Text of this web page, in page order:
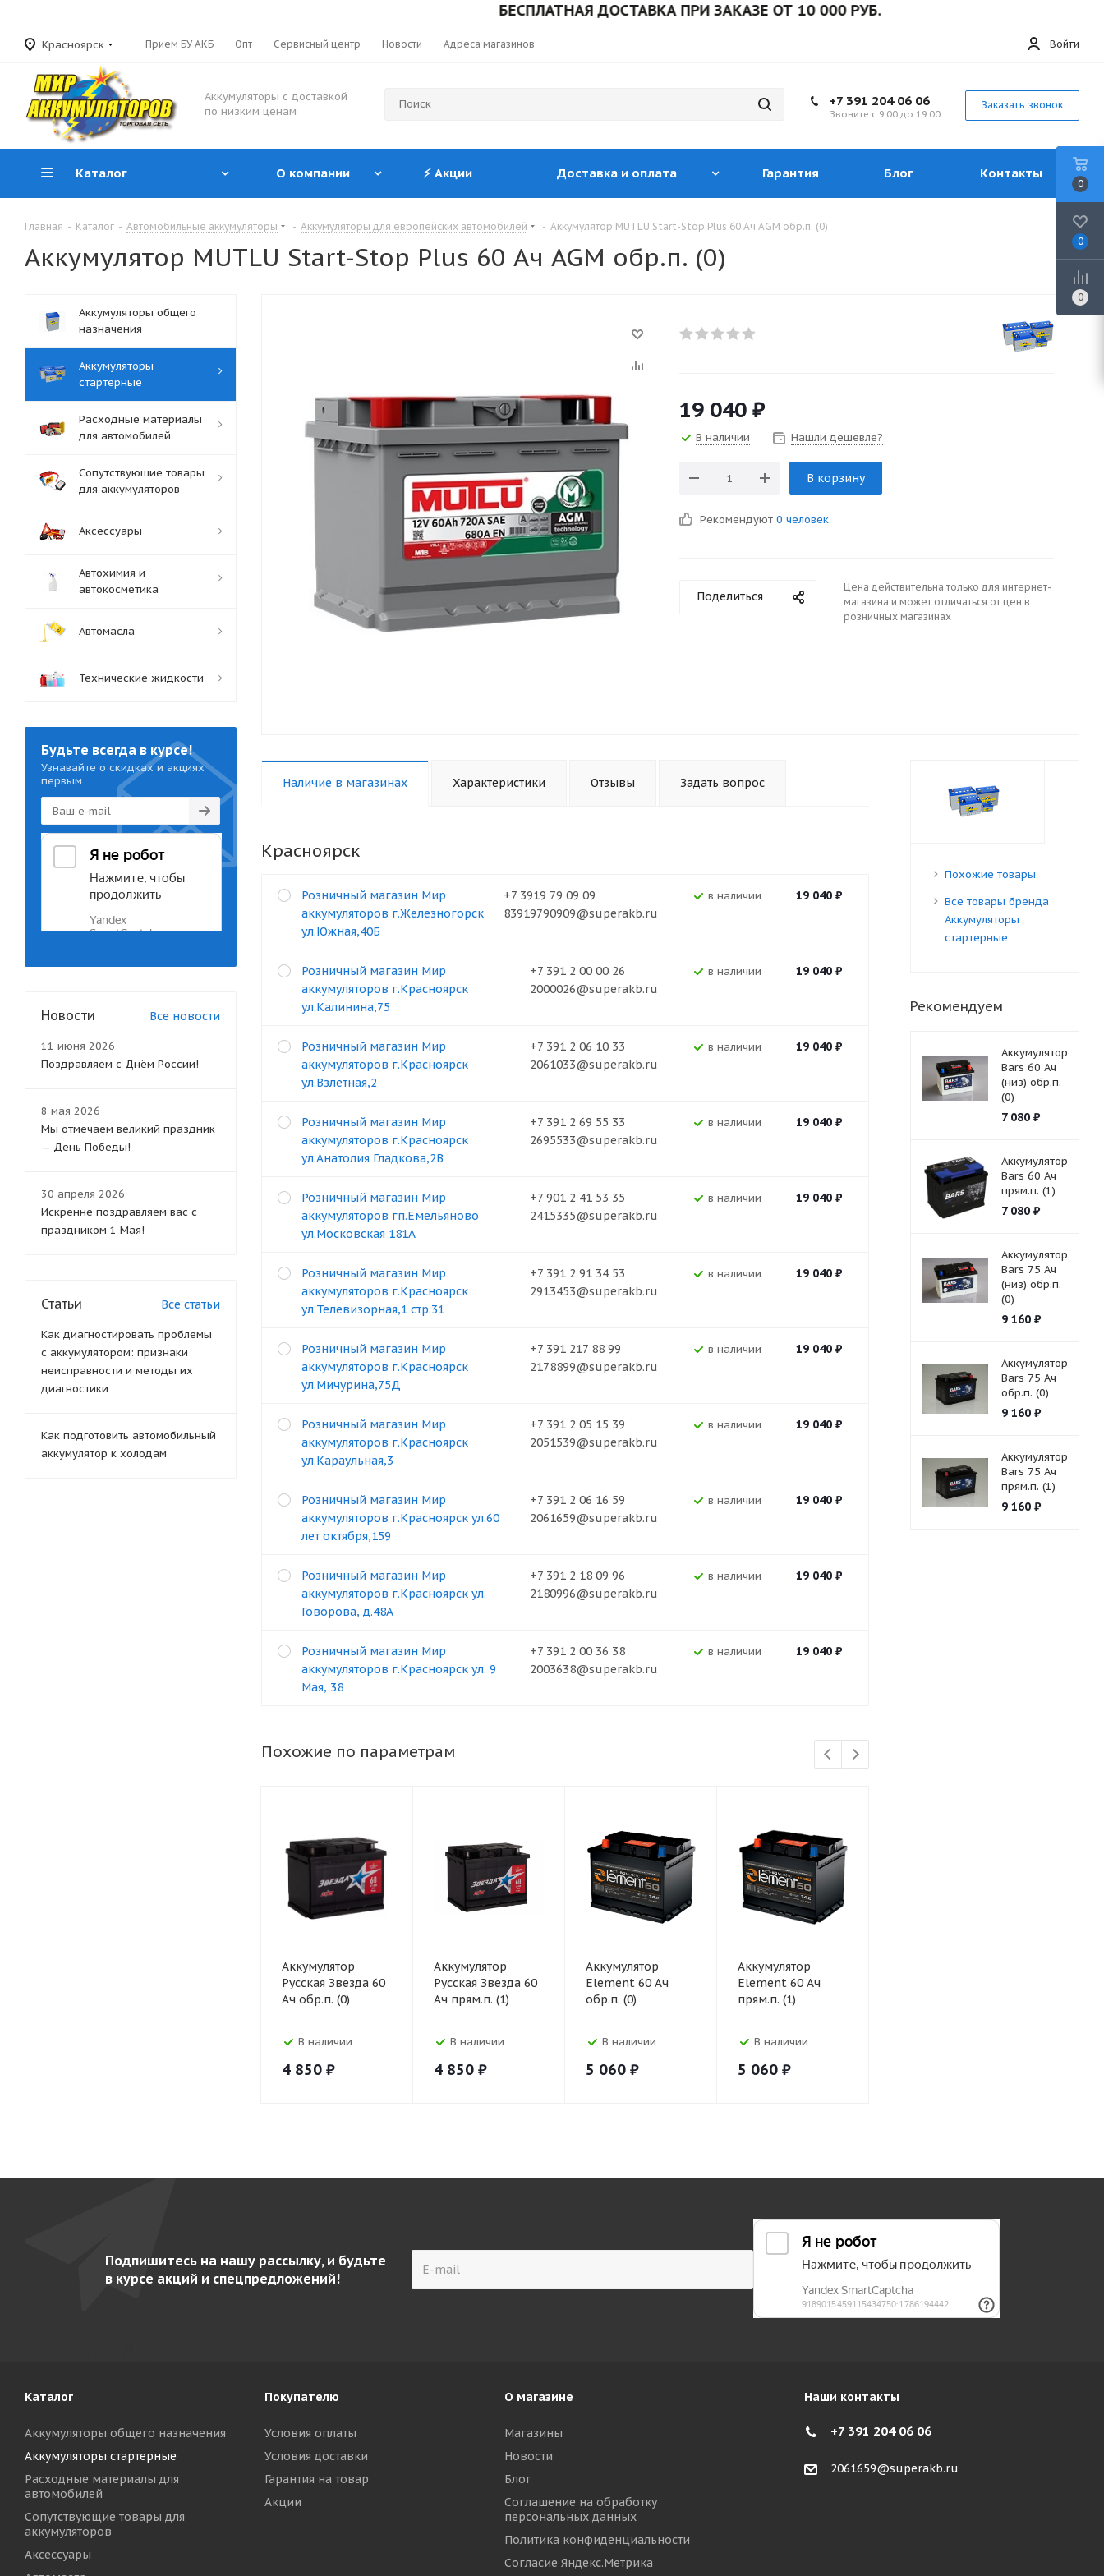
БЕСПЛАТНАЯ ДОСТАВКА ПРИ ЗАКАЗЕ ОТ 10 000 РУБ.
Красноярск Прием БУ АКБ Опт Сервисный центр Новости Адреса магазинов Войти
Аккумуляторы с доставкой
по низким ценам
+7 391 204 06 06
Звоните с 9:00 до 19:00
Заказать звонок
Каталог О компании ⚡ Акции Доставка и оплата Гарантия Блог Контакты
Главная - Каталог - Автомобильные аккумуляторы - Аккумуляторы для европейских автомобилей - Аккумулятор MUTLU Start-Stop Plus 60 Ач AGM обр.п. (0)
Аккумулятор MUTLU Start-Stop Plus 60 Ач AGM обр.п. (0)
19 040 ₽
В наличии Нашли дешевле?
В корзину
Рекомендуют 0 человек
Поделиться
Цена действительна только для интернет-
магазина и может отличаться от цен в
розничных магазинах
Наличие в магазинах Характеристики Отзывы Задать вопрос
Красноярск
+7 3919 79 09 09
83919790909@superakb.ru
В наличии 19 040₽
Розничный магазин Мир
аккумуляторов г.Железногорск
ул.Южная,40Б
+7 391 2 00 00 26
2000026@superakb.ru
В наличии 19 040₽
Розничный магазин Мир
аккумуляторов г.Красноярск
ул.Калинина,75
+7 391 2 06 10 33
2061033@superakb.ru
В наличии 19 040₽
Розничный магазин Мир
аккумуляторов г.Красноярск
ул.Взлетная,2
+7 391 2 69 55 33
2695533@superakb.ru
В наличии 19 040₽
Розничный магазин Мир
аккумуляторов г.Красноярск
ул.Анатолия Гладкова,2В
+7 901 2 41 53 35
2415335@superakb.ru
В наличии 19 040₽
Розничный магазин Мир
аккумуляторов гп.Емельяново
ул.Московская 181А
+7 391 2 91 34 53
2913453@superakb.ru
В наличии 19 040₽
Розничный магазин Мир
аккумуляторов г.Красноярск
ул.Телевизорная,1 стр.31
+7 391 217 88 99
2178899@superakb.ru
В наличии 19 040₽
Розничный магазин Мир
аккумуляторов г.Красноярск
ул.Мичурина,75Д
+7 391 2 05 15 39
2051539@superakb.ru
В наличии 19 040₽
Розничный магазин Мир
аккумуляторов г.Красноярск
ул.Караульная,3
+7 391 2 06 16 59
2061659@superakb.ru
В наличии 19 040₽
Розничный магазин Мир
аккумуляторов г.Красноярск ул.60
лет октября,159
+7 391 2 18 09 96
2180996@superakb.ru
В наличии 19 040₽
Розничный магазин Мир
аккумуляторов г.Красноярск ул.
Говорова, д.48А
+7 391 2 00 36 38
2003638@superakb.ru
В наличии 19 040₽
Розничный магазин Мир
аккумуляторов г.Красноярск ул. 9
Мая, 38
Похожие по параметрам
Аккумулятор
Русская Звезда 60
Ач обр.п. (0)
В наличии
4 850 ₽
Аккумулятор
Русская Звезда 60
Ач прям.п. (1)
В наличии
4 850 ₽
Аккумулятор
Element 60 Ач
обр.п. (0)
В наличии
5 060 ₽
Аккумулятор
Element 60 Ач
прям.п. (1)
В наличии
5 060 ₽
Похожие товары
Все товары бренда
Аккумуляторы
стартерные
Рекомендуем
Аккумулятор
Bars 60 Ач
(низ) обр.п.
(0)
7 080₽
Аккумулятор
Bars 60 Ач
прям.п. (1)
7 080₽
Аккумулятор
Bars 75 Ач
(низ) обр.п.
(0)
9 160₽
Аккумулятор
Bars 75 Ач
обр.п. (0)
9 160₽
Аккумулятор
Bars 75 Ач
прям.п. (1)
9 160₽
Аккумуляторы общего
назначения
Аккумуляторы
стартерные
Расходные материалы
для автомобилей
Сопутствующие товары
для аккумуляторов
Аксессуары
Автохимия и
автокосметика
Автомасла
Технические жидкости
Будьте всегда в курсе!
Узнавайте о скидках и акциях
первым
Новости Все новости
11 июня 2026
Поздравляем с Днём России!
8 мая 2026
Мы отмечаем великий праздник
— День Победы!
30 апреля 2026
Искренне поздравляем вас с
праздником 1 Мая!
Статьи Все статьи
Как диагностировать проблемы
с аккумулятором: признаки
неисправности и методы их
диагностики
Как подготовить автомобильный
аккумулятор к холодам
Подпишитесь на нашу рассылку, и будьте
в курсе акций и спецпредложений!
Каталог
Аккумуляторы общего назначения
Аккумуляторы стартерные
Расходные материалы для
автомобилей
Сопутствующие товары для
аккумуляторов
Аксессуары
Покупателю
Условия оплаты
Условия доставки
Гарантия на товар
Акции
О магазине
Магазины
Новости
Блог
Соглашение на обработку
персональных данных
Политика конфиденциальности
Согласие Яндекс.Метрика
Наши контакты
+7 391 204 06 06
2061659@superakb.ru
0
0
0